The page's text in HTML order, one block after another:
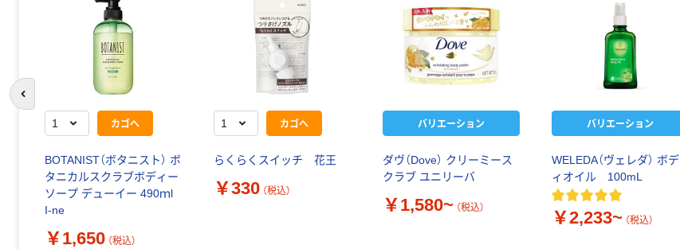
カゴへ
BOTANIST（ボタニスト） ボ
タニカルスクラブボディー
ソープ デューイー 490ｍl
I-ne
￥1,650 （税込）
カゴへ
らくらくスイッチ 花王
￥330 （税込）
バリエーション
ダヴ（Dove） クリーミース
クラブ ユニリーバ
￥1,580~ （税込）
バリエーション
WELEDA（ヴェレダ） ボデ
ィオイル 100mL
￥2,233~ （税込）